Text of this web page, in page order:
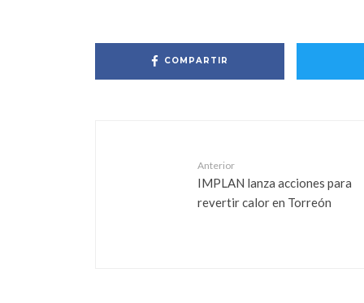
COMPARTIR
Anterior
IMPLAN lanza acciones para
revertir calor en Torreón